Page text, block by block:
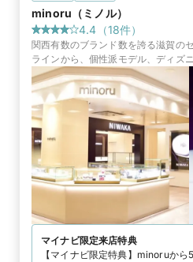
minoru（ミノル）
4.4 （18件）
関西有数のブランド数を誇る滋賀の
ラインから、個性派モデル、ディズ
「minoru」だから、ふたりの本命リ
マイナビ限定来店特典
【マイナビ限定特典】minoruか